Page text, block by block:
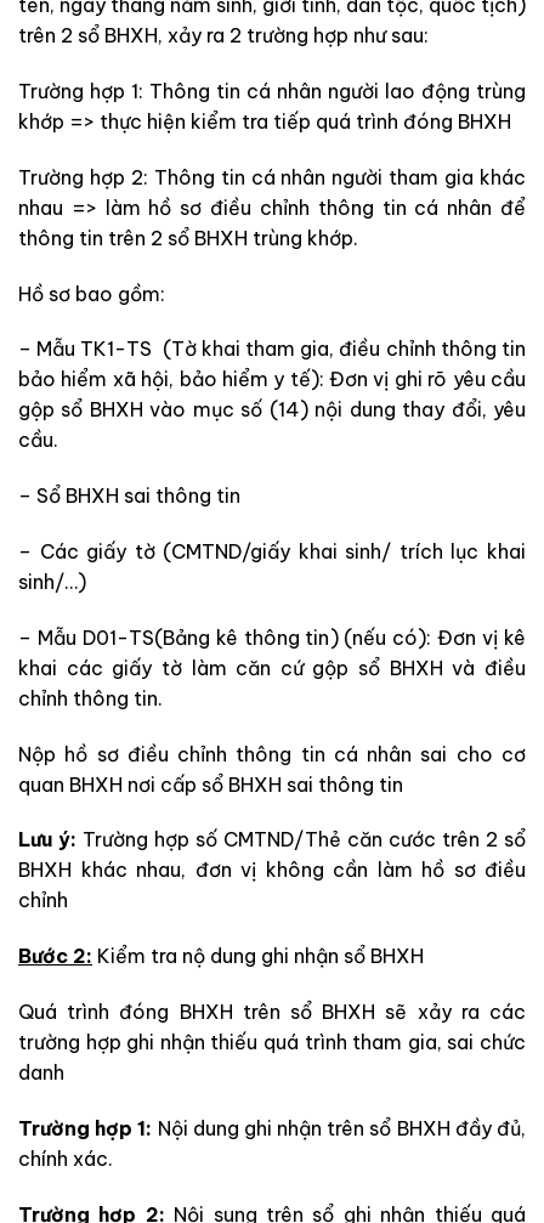
tên, ngày tháng năm sinh, giới tính, dân tộc, quốc tịch)
trên 2 sổ BHXH, xảy ra 2 trường hợp như sau:
Trường hợp 1: Thông tin cá nhân người lao động trùng
khớp => thực hiện kiểm tra tiếp quá trình đóng BHXH
Trường hợp 2: Thông tin cá nhân người tham gia khác
nhau => làm hồ sơ điều chỉnh thông tin cá nhân để
thông tin trên 2 sổ BHXH trùng khớp.
Hồ sơ bao gồm:
– Mẫu TK1-TS (Tờ khai tham gia, điều chỉnh thông tin
bảo hiểm xã hội, bảo hiểm y tế): Đơn vị ghi rõ yêu cầu
gộp sổ BHXH vào mục số (14) nội dung thay đổi, yêu
cầu.
– Sổ BHXH sai thông tin
– Các giấy tờ (CMTND/giấy khai sinh/ trích lục khai
sinh/…)
– Mẫu D01-TS(Bảng kê thông tin) (nếu có): Đơn vị kê
khai các giấy tờ làm căn cứ gộp sổ BHXH và điều
chỉnh thông tin.
Nộp hồ sơ điều chỉnh thông tin cá nhân sai cho cơ
quan BHXH nơi cấp sổ BHXH sai thông tin
Lưu ý: Trường hợp số CMTND/Thẻ căn cước trên 2 sổ
BHXH khác nhau, đơn vị không cần làm hồ sơ điều
chỉnh
Bước 2: Kiểm tra nộ dung ghi nhận sổ BHXH
Quá trình đóng BHXH trên sổ BHXH sẽ xảy ra các
trường hợp ghi nhận thiếu quá trình tham gia, sai chức
danh
Trường hợp 1: Nội dung ghi nhận trên sổ BHXH đầy đủ,
chính xác.
Trường hợp 2: Nội sung trên sổ ghi nhận thiếu quá